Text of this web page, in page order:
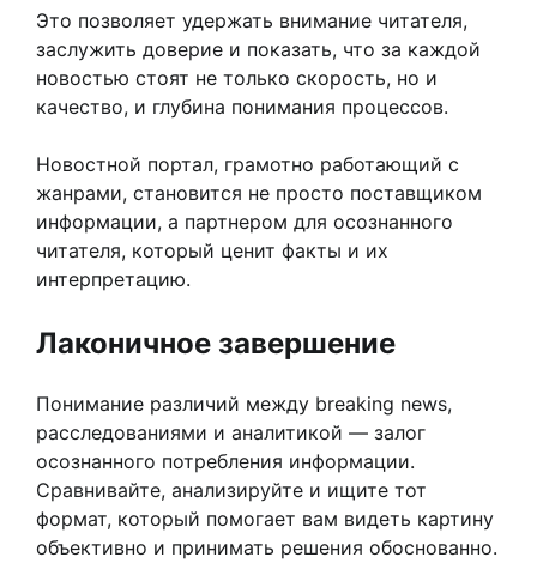
Это позволяет удержать внимание читателя,
заслужить доверие и показать, что за каждой
новостью стоят не только скорость, но и
качество, и глубина понимания процессов.
Новостной портал, грамотно работающий с
жанрами, становится не просто поставщиком
информации, а партнером для осознанного
читателя, который ценит факты и их
интерпретацию.
Лаконичное завершение
Понимание различий между breaking news,
расследованиями и аналитикой — залог
осознанного потребления информации.
Сравнивайте, анализируйте и ищите тот
формат, который помогает вам видеть картину
объективно и принимать решения обоснованно.